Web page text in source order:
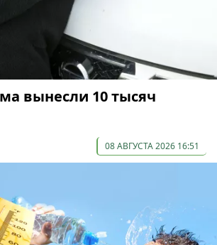
вынесли 10 тысяч
08 АВГУСТА 2026 16:51